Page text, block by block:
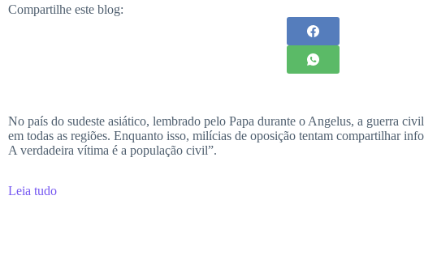
Compartilhe este blog:
No país do sudeste asiático, lembrado pelo Papa durante o Angelus, a guerra
em todas as regiões. Enquanto isso, milícias de oposição tentam compartilhar
A verdadeira vítima é a população civil”.
Leia tudo